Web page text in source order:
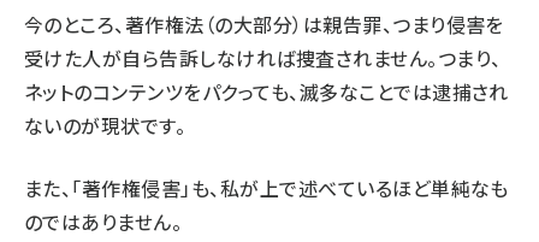
今のところ、著作権法（の大部分）は親告罪、つまり侵害を
受けた人が自ら告訴しなければ捜査されません。つまり、
ネットのコンテンツをパクっても、滅多なことでは逮捕され
ないのが現状です。
また、「著作権侵害」も、私が上で述べているほど単純なも
のではありません。